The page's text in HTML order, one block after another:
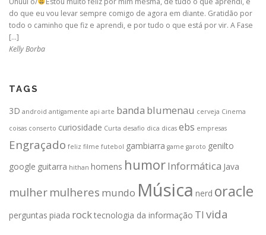
do que eu vou levar sempre comigo de agora em diante. Gratidão por
todo o caminho que fiz e aprendi, e por tudo o que está por vir. A Fase
[…]
Kelly Borba
TAGS
3D android antigamente api arte banda blumenau cerveja Cinema
coisas conserto curiosidade Curta desafio dica dicas ebs empresas
Engraçado feliz filme futebol gambiarra game garoto genilto
google guitarra hithan homens humorInformática Java
mulher mulheres mundo Música nerd oracle
perguntas piada rocktecnologia da informação TI vida